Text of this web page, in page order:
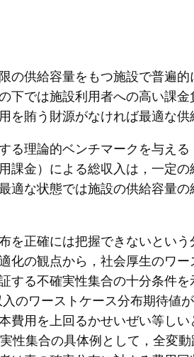
供給容量をもつ施設で普遍
では施設利用者への高い課
賄う財源がなければ最適な供
理論的ベンチマークを与える
金）による総収入は，一定
な状態では施設の供給容量
正確には把握できないとい
の観点から，社会厚生のワ
る不確実性集合の十分条件
のワーストケース分布期待値
用を上回るかせいぜい等し
性集合の具体例として，全変